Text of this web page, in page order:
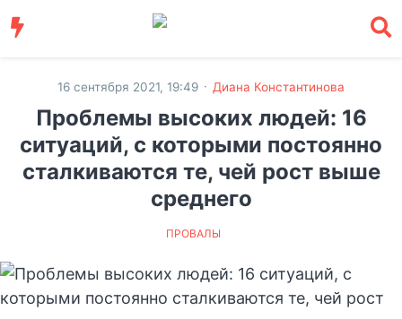
16 сентября 2021, 19:49 · Диана Константинова
Проблемы высоких людей: 16
ситуаций, с которыми постоянно
сталкиваются те, чей рост выше
среднего
ПРОВАЛЫ